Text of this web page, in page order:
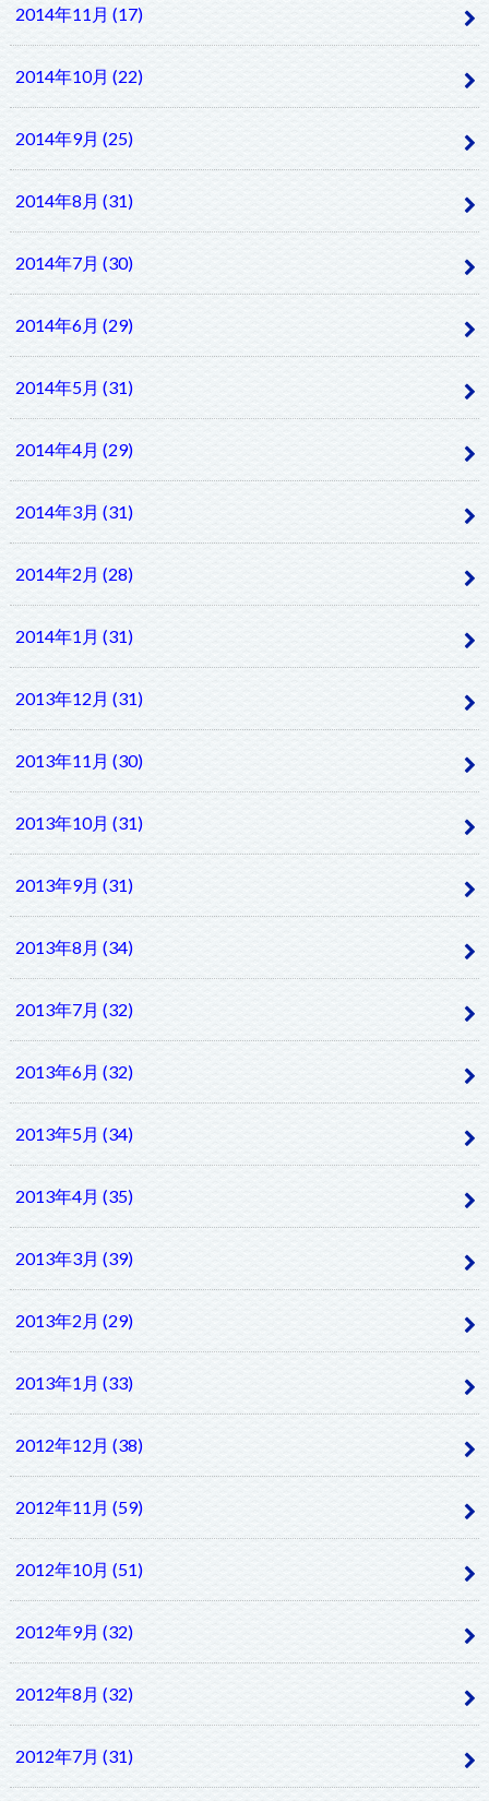
2014年11月 (17)
2014年10月 (22)
2014年9月 (25)
2014年8月 (31)
2014年7月 (30)
2014年6月 (29)
2014年5月 (31)
2014年4月 (29)
2014年3月 (31)
2014年2月 (28)
2014年1月 (31)
2013年12月 (31)
2013年11月 (30)
2013年10月 (31)
2013年9月 (31)
2013年8月 (34)
2013年7月 (32)
2013年6月 (32)
2013年5月 (34)
2013年4月 (35)
2013年3月 (39)
2013年2月 (29)
2013年1月 (33)
2012年12月 (38)
2012年11月 (59)
2012年10月 (51)
2012年9月 (32)
2012年8月 (32)
2012年7月 (31)